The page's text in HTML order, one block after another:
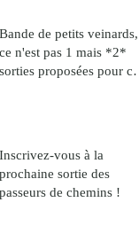
Bande de petits veinards,
ce n'est pas 1 mais *2*
sorties proposées pour ce
Inscrivez-vous à la
prochaine sortie des
passeurs de chemins !